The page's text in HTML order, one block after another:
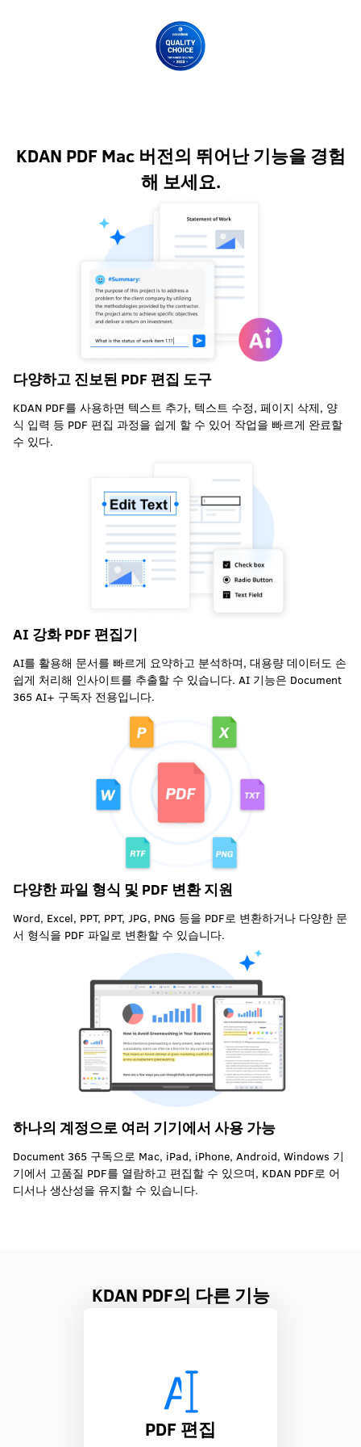
KDAN PDF Mac 버전의 뛰어난 기능을 경험
해 보세요.
다양하고 진보된 PDF 편집 도구
KDAN PDF를 사용하면 텍스트 추가, 텍스트 수정, 페이지 삭제, 양
식 입력 등 PDF 편집 과정을 쉽게 할 수 있어 작업을 빠르게 완료할
수 있다.
AI 강화 PDF 편집기
AI를 활용해 문서를 빠르게 요약하고 분석하며, 대용량 데이터도 손
쉽게 처리해 인사이트를 추출할 수 있습니다. AI 기능은 Document
365 AI+ 구독자 전용입니다.
다양한 파일 형식 및 PDF 변환 지원
Word, Excel, PPT, PPT, JPG, PNG 등을 PDF로 변환하거나 다양한 문
서 형식을 PDF 파일로 변환할 수 있습니다.
하나의 계정으로 여러 기기에서 사용 가능
Document 365 구독으로 Mac, iPad, iPhone, Android, Windows 기
기에서 고품질 PDF를 열람하고 편집할 수 있으며, KDAN PDF로 어
디서나 생산성을 유지할 수 있습니다.
KDAN PDF의 다른 기능
PDF 편집